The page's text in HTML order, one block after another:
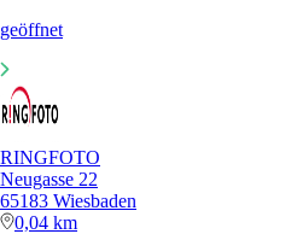
geöffnet
RINGFOTO
Neugasse 22
65183 Wiesbaden
0,04 km